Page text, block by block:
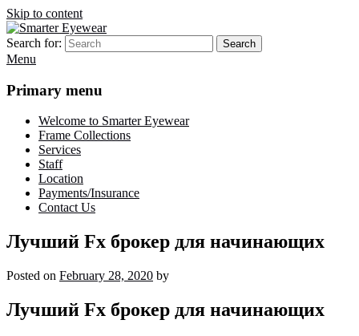
Skip to content
Smarter Eyewear
Locally-owned Baton Rouge, LA optical shop. We curate and craft
eyewear that is both stylish and smart.
Search for: Search
Menu
Primary menu
Welcome to Smarter Eyewear
Frame Collections
Services
Staff
Location
Payments/Insurance
Contact Us
Лучший Fx брокер для начинающих
Posted on February 28, 2020 by
Лучший Fx брокер для начинающих